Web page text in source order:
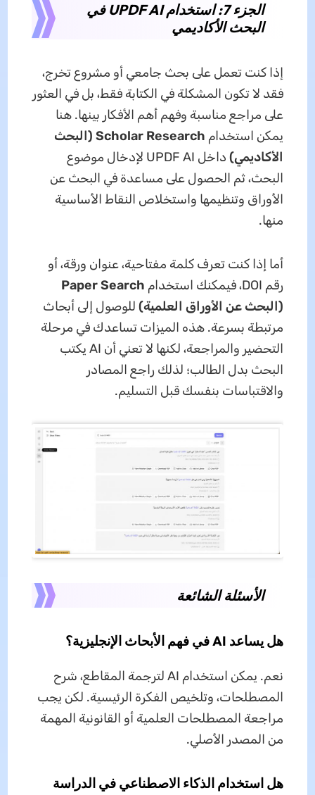
الجزء 7: استخدام UPDF AI في
البحث الأكاديمي
إذا كنت تعمل على بحث جامعي أو مشروع تخرج،
فقد لا تكون المشكلة في الكتابة فقط، بل في العثور
على مراجع مناسبة وفهم أهم الأفكار بينها. هنا
يمكن استخدام
Scholar Research (البحث
الأكاديمي)
داخل UPDF AI لإدخال موضوع
البحث، ثم الحصول على مساعدة في البحث عن
الأوراق وتنظيمها واستخلاص النقاط الأساسية
منها.
أما إذا كنت تعرف كلمة مفتاحية، عنوان ورقة، أو
رقم DOI، فيمكنك استخدام
Paper Search
(البحث عن الأوراق العلمية)للوصول إلى أبحاث
مرتبطة بسرعة. هذه الميزات تساعدك في مرحلة
التحضير والمراجعة، لكنها لا تعني أن AI يكتب
البحث بدل الطالب؛ لذلك راجع المصادر
والاقتباسات بنفسك قبل التسليم.
الأسئلة الشائعة
هل يساعد AI في فهم الأبحاث الإنجليزية؟
نعم. يمكن استخدام AI لترجمة المقاطع، شرح
المصطلحات، وتلخيص الفكرة الرئيسية. لكن يجب
مراجعة المصطلحات العلمية أو القانونية المهمة
من المصدر الأصلي.
هل استخدام الذكاء الاصطناعي في الدراسة